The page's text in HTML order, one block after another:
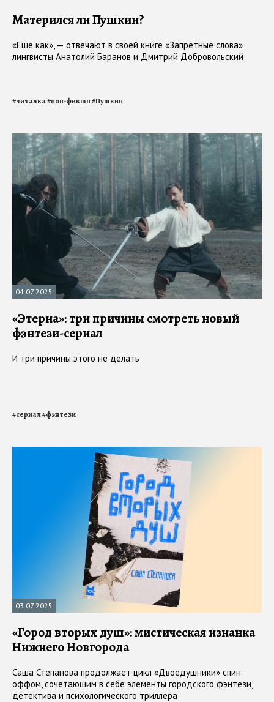
Матерился ли Пушкин?
«Еще как», — отвечают в своей книге «Запретные слова»
лингвисты Анатолий Баранов и Дмитрий Добровольский
#читалка#нон-фикшн#Пушкин
04.07.2025
«Этерна»: три причины смотреть новый
фэнтези-сериал
И три причины этого не делать
#сериал#фэнтези
03.07.2025
«Город вторых душ»: мистическая изнанка
Нижнего Новгорода
Саша Степанова продолжает цикл «Двоедушники» спин-
оффом, сочетающим в себе элементы городского фэнтези,
детектива и психологического триллера